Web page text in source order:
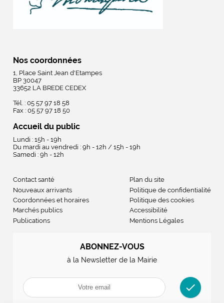
Nos coordonnées
1, Place Saint Jean d'Etampes
BP 30047
33652 LA BREDE CEDEX
Tél. : 05 57 97 18 58
Fax : 05 57 97 18 50
Accueil du public
Lundi : 15h - 19h
Du mardi au vendredi : 9h - 12h / 15h - 19h
Samedi : 9h - 12h
Contact santé
Nouveaux arrivants
Coordonnées et horaires
Marchés publics
Publications
Plan du site
Politique de confidentialité
Politique des cookies
Accessibilité
Mentions Légales
ABONNEZ-VOUS
à la Newsletter de la Mairie
check